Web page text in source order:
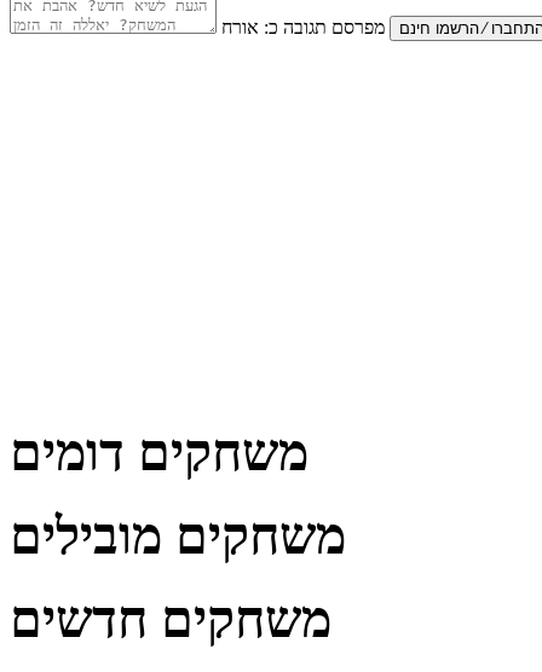
מפרסם תגובה כ: אורח
משחקים דומים
משחקים מובילים
משחקים חדשים